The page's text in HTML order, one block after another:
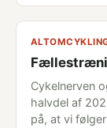
Cykelnerven
halvdel af
på, at vi